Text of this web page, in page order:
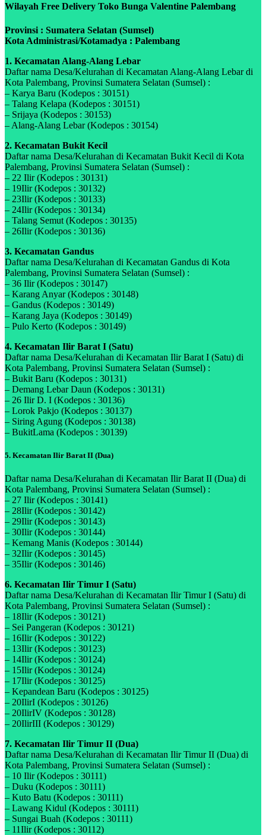
Wilayah Free Delivery Toko Bunga Valentine Palembang
Provinsi : Sumatera Selatan (Sumsel)
Kota Administrasi/Kotamadya : Palembang
1. Kecamatan Alang-Alang Lebar
Daftar nama Desa/Kelurahan di Kecamatan Alang-Alang Lebar di
Kota Palembang, Provinsi Sumatera Selatan (Sumsel) :
– Karya Baru (Kodepos : 30151)
– Talang Kelapa (Kodepos : 30151)
– Srijaya (Kodepos : 30153)
– Alang-Alang Lebar (Kodepos : 30154)
2. Kecamatan Bukit Kecil
Daftar nama Desa/Kelurahan di Kecamatan Bukit Kecil di Kota
Palembang, Provinsi Sumatera Selatan (Sumsel) :
– 22 Ilir (Kodepos : 30131)
– 19Ilir (Kodepos : 30132)
– 23Ilir (Kodepos : 30133)
– 24Ilir (Kodepos : 30134)
– Talang Semut (Kodepos : 30135)
– 26Ilir (Kodepos : 30136)
3. Kecamatan Gandus
Daftar nama Desa/Kelurahan di Kecamatan Gandus di Kota
Palembang, Provinsi Sumatera Selatan (Sumsel) :
– 36 Ilir (Kodepos : 30147)
– Karang Anyar (Kodepos : 30148)
– Gandus (Kodepos : 30149)
– Karang Jaya (Kodepos : 30149)
– Pulo Kerto (Kodepos : 30149)
4. Kecamatan Ilir Barat I (Satu)
Daftar nama Desa/Kelurahan di Kecamatan Ilir Barat I (Satu) di
Kota Palembang, Provinsi Sumatera Selatan (Sumsel) :
– Bukit Baru (Kodepos : 30131)
– Demang Lebar Daun (Kodepos : 30131)
– 26 Ilir D. I (Kodepos : 30136)
– Lorok Pakjo (Kodepos : 30137)
– Siring Agung (Kodepos : 30138)
– BukitLama (Kodepos : 30139)
5. Kecamatan Ilir Barat II (Dua)
Daftar nama Desa/Kelurahan di Kecamatan Ilir Barat II (Dua) di
Kota Palembang, Provinsi Sumatera Selatan (Sumsel) :
– 27 Ilir (Kodepos : 30141)
– 28Ilir (Kodepos : 30142)
– 29Ilir (Kodepos : 30143)
– 30Ilir (Kodepos : 30144)
– Kemang Manis (Kodepos : 30144)
– 32Ilir (Kodepos : 30145)
– 35Ilir (Kodepos : 30146)
6. Kecamatan Ilir Timur I (Satu)
Daftar nama Desa/Kelurahan di Kecamatan Ilir Timur I (Satu) di
Kota Palembang, Provinsi Sumatera Selatan (Sumsel) :
– 18Ilir (Kodepos : 30121)
– Sei Pangeran (Kodepos : 30121)
– 16Ilir (Kodepos : 30122)
– 13Ilir (Kodepos : 30123)
– 14Ilir (Kodepos : 30124)
– 15Ilir (Kodepos : 30124)
– 17Ilir (Kodepos : 30125)
– Kepandean Baru (Kodepos : 30125)
– 20IlirI (Kodepos : 30126)
– 20IlirIV (Kodepos : 30128)
– 20IlirIII (Kodepos : 30129)
7. Kecamatan Ilir Timur II (Dua)
Daftar nama Desa/Kelurahan di Kecamatan Ilir Timur II (Dua) di
Kota Palembang, Provinsi Sumatera Selatan (Sumsel) :
– 10 Ilir (Kodepos : 30111)
– Duku (Kodepos : 30111)
– Kuto Batu (Kodepos : 30111)
– Lawang Kidul (Kodepos : 30111)
– Sungai Buah (Kodepos : 30111)
– 11Ilir (Kodepos : 30112)